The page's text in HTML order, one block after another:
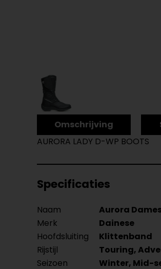
Omschrijving
AURORA LADY D-WP BOOTS
Specificaties
Naam Aurora
Merk
Dainese
Hoofdsluiting
Klittenband
Rijstijl
Touring,
Seizoen
Winter, Mid-